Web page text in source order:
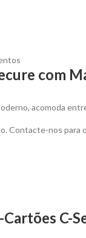
com
acomoda
Contacte-nos
C-